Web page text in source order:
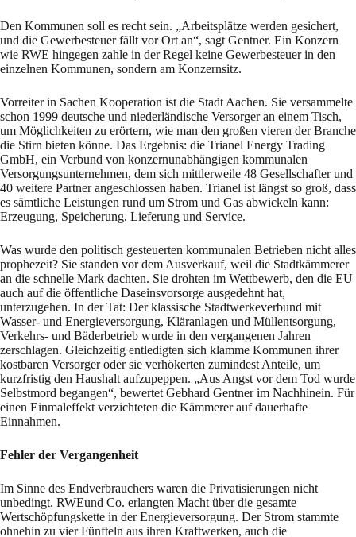
Den Kommunen soll es recht sein. „Arbeitsplätze werden gesichert,
und die Gewerbesteuer fällt vor Ort an“, sagt Gentner. Ein Konzern
wie RWE hingegen zahle in der Regel keine Gewerbesteuer in den
einzelnen Kommunen, sondern am Konzernsitz.
Vorreiter in Sachen Kooperation ist die Stadt Aachen. Sie versammelte
schon 1999 deutsche und niederländische Versorger an einem Tisch,
um Möglichkeiten zu erörtern, wie man den großen vieren der Branche
die Stirn bieten könne. Das Ergebnis: die Trianel Energy Trading
GmbH, ein Verbund von konzernunabhängigen kommunalen
Versorgungsunternehmen, dem sich mittlerweile 48 Gesellschafter und
40 weitere Partner angeschlossen haben. Trianel ist längst so groß, dass
es sämtliche Leistungen rund um Strom und Gas abwickeln kann:
Erzeugung, Speicherung, Lieferung und Service.
Was wurde den politisch gesteuerten kommunalen Betrieben nicht alles
prophezeit? Sie standen vor dem Ausverkauf, weil die Stadtkämmerer
an die schnelle Mark dachten. Sie drohten im Wettbewerb, den die EU
auch auf die öffentliche Daseinsvorsorge ausgedehnt hat,
unterzugehen. In der Tat: Der klassische Stadtwerkeverbund mit
Wasser- und Energieversorgung, Kläranlagen und Müllentsorgung,
Verkehrs- und Bäderbetrieb wurde in den vergangenen Jahren
zerschlagen. Gleichzeitig entledigten sich klamme Kommunen ihrer
kostbaren Versorger oder sie verhökerten zumindest Anteile, um
kurzfristig den Haushalt aufzupeppen. „Aus Angst vor dem Tod wurde
Selbstmord begangen“, bewertet Gebhard Gentner im Nachhinein. Für
einen Einmaleffekt verzichteten die Kämmerer auf dauerhafte
Einnahmen.
Fehler der Vergangenheit
Im Sinne des Endverbrauchers waren die Privatisierungen nicht
unbedingt. RWEund Co. erlangten Macht über die gesamte
Wertschöpfungskette in der Energieversorgung. Der Strom stammte
ohnehin zu vier Fünfteln aus ihren Kraftwerken, auch die